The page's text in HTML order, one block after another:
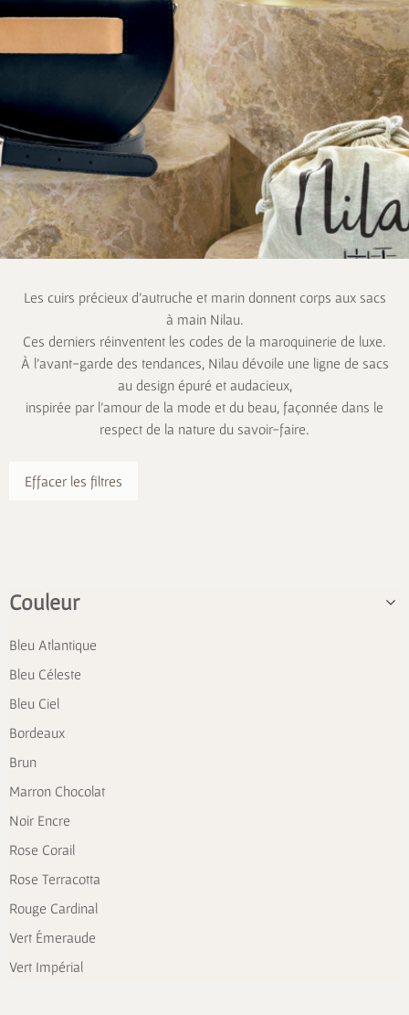
Les cuirs précieux d’autruche et marin donnent corps aux sacs
à main Nilau.
Ces derniers réinventent les codes de la maroquinerie de luxe.
À l’avant-garde des tendances, Nilau dévoile une ligne de sacs
au design épuré et audacieux,
inspirée par l’amour de la mode et du beau, façonnée dans le
respect de la nature du savoir-faire.
Effacer les filtres
Couleur
Bleu Atlantique
Bleu Céleste
Bleu Ciel
Bordeaux
Brun
Marron Chocolat
Noir Encre
Rose Corail
Rose Terracotta
Rouge Cardinal
Vert Émeraude
Vert Impérial